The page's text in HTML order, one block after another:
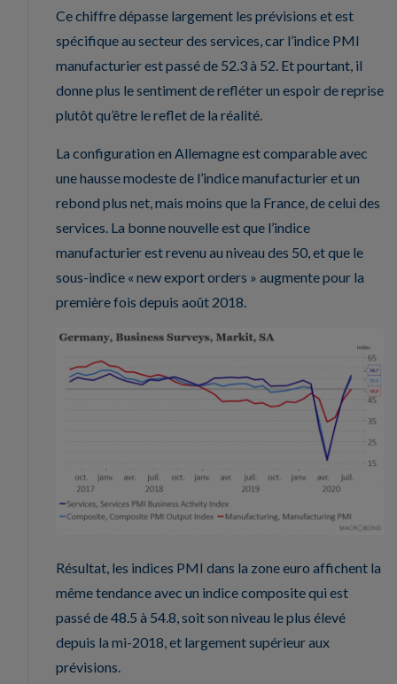
Ce chiffre dépasse largement les prévisions et est
spécifique au secteur des services, car l’indice PMI
manufacturier est passé de 52.3 à 52. Et pourtant, il
donne plus le sentiment de refléter un espoir de reprise
plutôt qu’être le reflet de la réalité.
La configuration en Allemagne est comparable avec
une hausse modeste de l’indice manufacturier et un
rebond plus net, mais moins que la France, de celui des
services. La bonne nouvelle est que l’indice
manufacturier est revenu au niveau des 50, et que le
sous-indice « new export orders » augmente pour la
première fois depuis août 2018.
Résultat, les indices PMI dans la zone euro affichent la
même tendance avec un indice composite qui est
passé de 48.5 à 54.8, soit son niveau le plus élevé
depuis la mi-2018, et largement supérieur aux
prévisions.